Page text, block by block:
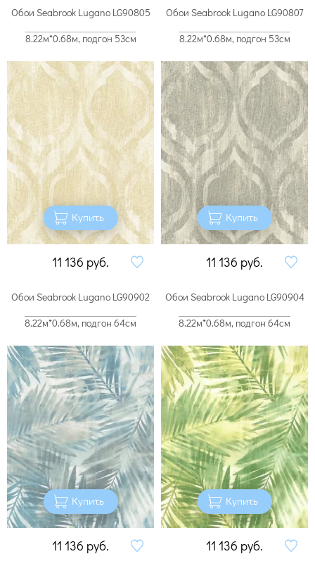
Обои Seabrook Lugano LG90805
8.22м*0.68м, подгон 53см
Купить
11 136 руб.
Обои Seabrook Lugano LG90807
8.22м*0.68м, подгон 53см
Купить
11 136 руб.
Обои Seabrook Lugano LG90902
8.22м*0.68м, подгон 64см
Купить
11 136 руб.
Обои Seabrook Lugano LG90904
8.22м*0.68м, подгон 64см
Купить
11 136 руб.